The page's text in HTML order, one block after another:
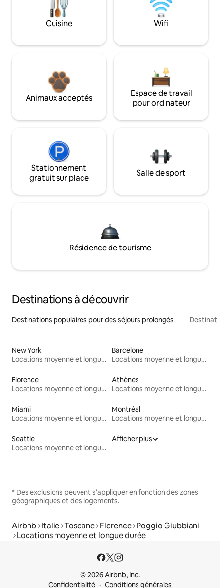
Cuisine Wifi
Animaux acceptés
Espace de travail
pour ordinateur
Stationnement
gratuit sur place
Salle de sport
Résidence de tourisme
Destinations à découvrir
Destinations populaires pour des séjours prolongés
New York
Locations moyenne et longue durée
Barcelone
Locations moyenne et longue durée
Florence
Locations moyenne et longue durée
Athènes
Locations moyenne et longue durée
Miami
Locations moyenne et longue durée
Montréal
Locations moyenne et longue durée
Seattle
Locations moyenne et longue durée
Afficher plus
* Des exclusions peuvent s'appliquer en fonction des zones
géographiques et des logements.
Airbnb Italie Toscane Florence Poggio Giubbiani
Locations moyenne et longue durée
© 2026 Airbnb, Inc.
Confidentialité
Conditions générales